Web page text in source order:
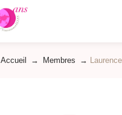
Accueil → Membres →